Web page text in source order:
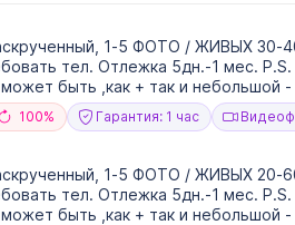
1-5 ФОТО / ЖИВЫХ 30-
тел. Отлежка 5дн.-1 мес.
быть ,как + так и небольшой -
100% Гарантия: 1 час
1-5 ФОТО / ЖИВЫХ 20-
тел. Отлежка 5дн.-1 мес.
быть ,как + так и небольшой -